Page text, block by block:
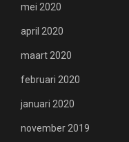
mei 2020
april 2020
maart 2020
februari 2020
januari 2020
november 2019